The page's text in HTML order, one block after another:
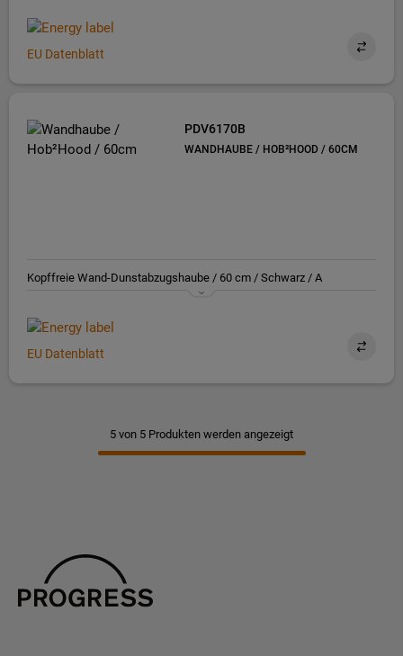
EU Datenblatt
PDV6170B
WANDHAUBE / HOB²HOOD / 60CM
Kopffreie Wand-Dunstabzugshaube / 60 cm / Schwarz / A
EU Datenblatt
5 von 5 Produkten werden angezeigt